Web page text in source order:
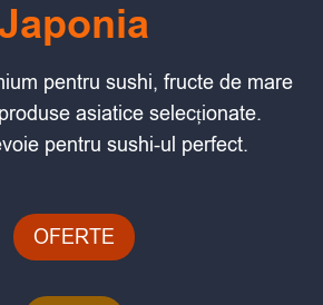
pentru sushi, fructe de mare
asiatice selecționate.
pentru sushi-ul perfect.
OFERTE